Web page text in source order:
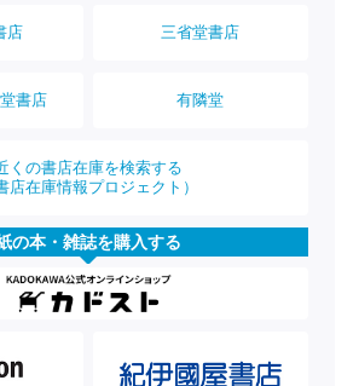
店 三省堂書店
書店 有隣堂
くの書店在庫を検索する
店在庫情報プロジェクト）
の本・雑誌を購入する